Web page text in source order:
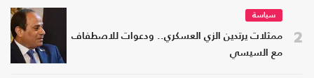
2
سياسة
ممثلات يرتدين الزي العسكري.. ودعوات للاصطفاف
مع السيسي